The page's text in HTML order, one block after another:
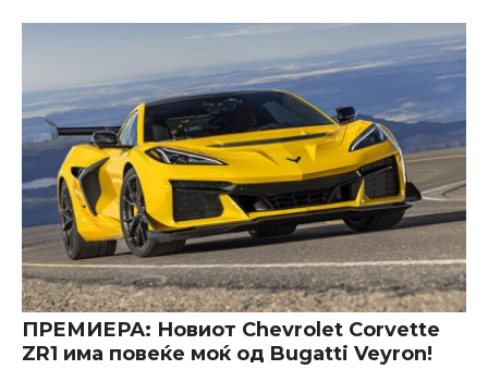
ПРЕМИЕРА: Новиот Chevrolet Corvette
ZR1 има повеќе моќ од Bugatti Veyron!